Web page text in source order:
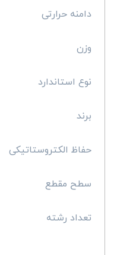
دامنه حرارتی
وزن
نوع استاندارد
برند
حفاظ الکتروستاتیکی
سطح مقطع
تعداد رشته